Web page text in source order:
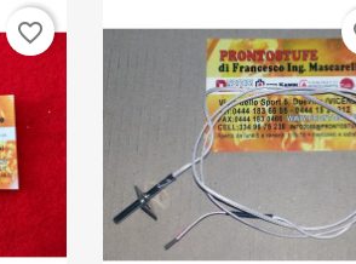
favorite_border